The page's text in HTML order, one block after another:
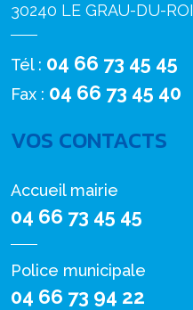
30240 LE GRAU-DU-ROI
Tél : 04 66 73 45 45
Fax : 04 66 73 45 40
VOS CONTACTS
Accueil mairie
04 66 73 45 45
Police municipale
04 66 73 94 22